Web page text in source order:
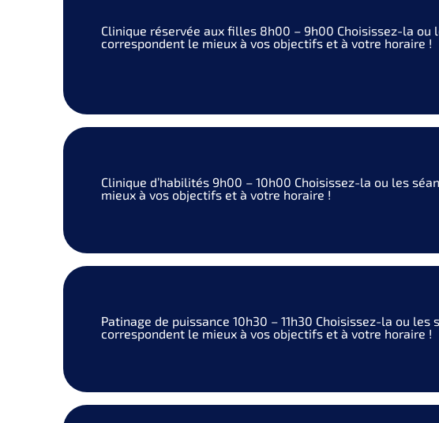
Clinique réservée aux filles 8h00 – 9h00 Choisissez-la ou
correspondent le mieux à vos objectifs et à votre horaire !
Clinique d’habilités 9h00 – 10h00 Choisissez-la ou les
mieux à vos objectifs et à votre horaire !
Patinage de puissance 10h30 – 11h30 Choisissez-la ou les
correspondent le mieux à vos objectifs et à votre horaire !